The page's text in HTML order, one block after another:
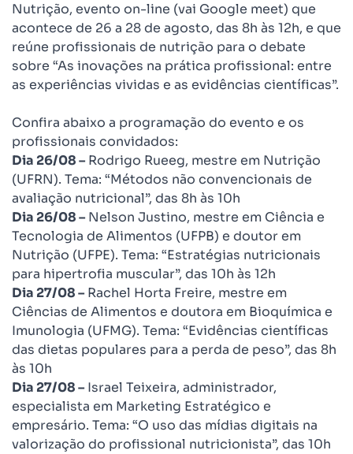
Nutrição, evento on-line (vai Google meet) que
acontece de 26 a 28 de agosto, das 8h às 12h, e que
reúne profissionais de nutrição para o debate
sobre “As inovações na prática profissional: entre
as experiências vividas e as evidências científicas”.
Confira abaixo a programação do evento e os
profissionais convidados:
Dia 26/08 –Rodrigo Rueeg, mestre em Nutrição
(UFRN). Tema: “Métodos não convencionais de
avaliação nutricional”, das 8h às 10h
Dia 26/08 –Nelson Justino, mestre em Ciência e
Tecnologia de Alimentos (UFPB) e doutor em
Nutrição (UFPE). Tema: “Estratégias nutricionais
para hipertrofia muscular”, das 10h às 12h
Dia 27/08 –Rachel Horta Freire, mestre em
Ciências de Alimentos e doutora em Bioquímica e
Imunologia (UFMG). Tema: “Evidências científicas
das dietas populares para a perda de peso”, das 8h
às 10h
Dia 27/08 –Israel Teixeira, administrador,
especialista em Marketing Estratégico e
empresário. Tema: “O uso das mídias digitais na
valorização do profissional nutricionista”, das 10h